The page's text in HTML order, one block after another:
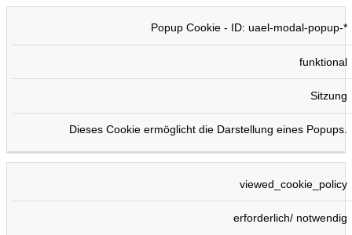
Popup Cookie - ID: uael-modal-popup-*
funktional
Sitzung
Dieses Cookie ermöglicht die Darstellung eines Popups.
viewed_cookie_policy
erforderlich/ notwendig